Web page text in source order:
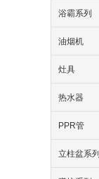
浴霸系列
油烟机
灶具
热水器
PPR管
立柱盆系列